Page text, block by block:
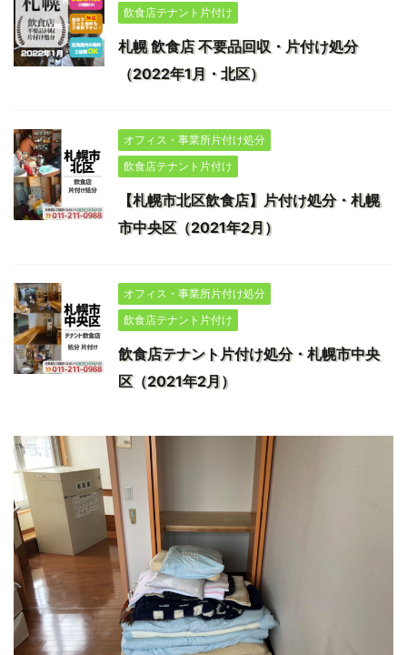
飲食店テナント片付け
札幌 飲食店 不要品回収・片付け処分
（2022年1月・北区）
オフィス・事業所片付け処分
飲食店テナント片付け
【札幌市北区飲食店】片付け処分・札幌
市中央区（2021年2月）
オフィス・事業所片付け処分
飲食店テナント片付け
飲食店テナント片付け処分・札幌市中央
区（2021年2月）